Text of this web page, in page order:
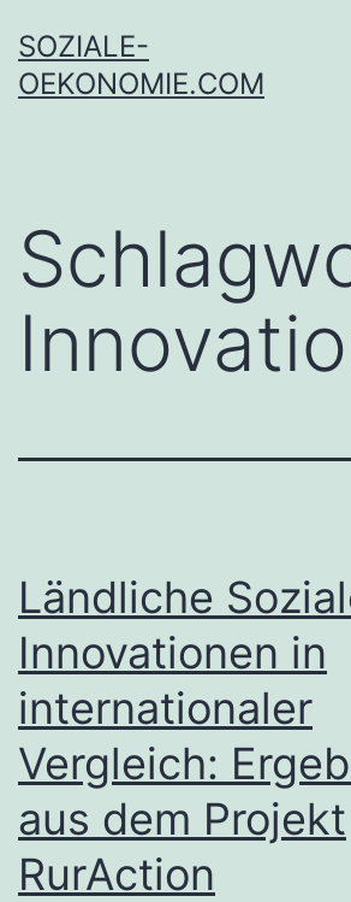
Inhalt
springen
SOZIALE-
OEKONOMIE.COM
Ländliche
Innovationen in
internationaler
Vergleich:
aus dem Projekt
RurAction